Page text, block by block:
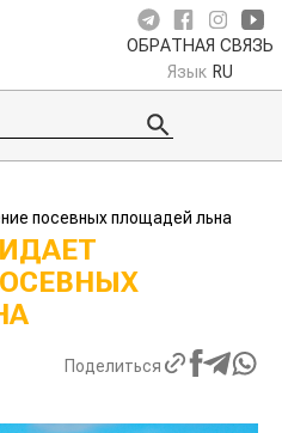
ОБРАТНАЯ СВЯЗЬ
Язык RU
посевных площадей льна
Поделиться